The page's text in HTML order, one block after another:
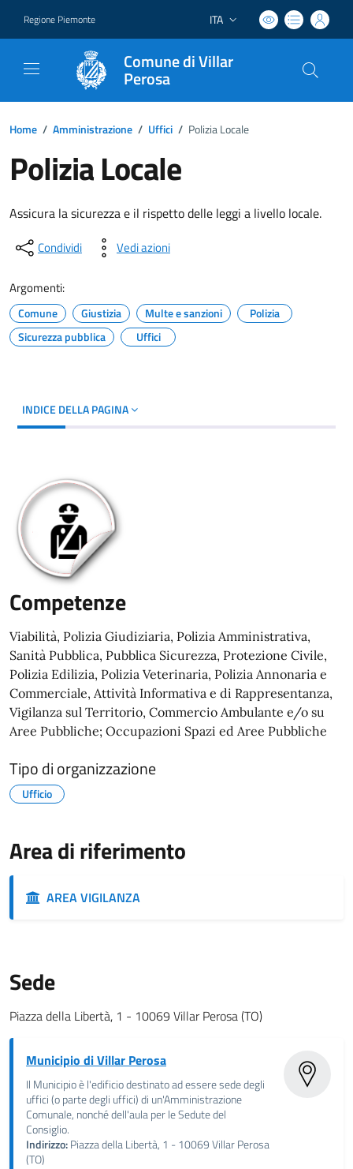
Regione Piemonte Lingua attiva:
ITA
Comune di Villar
Perosa
Home / Amministrazione / Uffici / Polizia Locale
Polizia Locale
Assicura la sicurezza e il rispetto delle leggi a livello locale.
Condividi Vedi azioni
Argomenti:
Comune Giustizia Multe e sanzioni
Polizia
Sicurezza pubblica
Uffici
INDICE DELLA PAGINA
Competenze
Viabilità, Polizia Giudiziaria, Polizia Amministrativa,
Sanità Pubblica, Pubblica Sicurezza, Protezione Civile,
Polizia Edilizia, Polizia Veterinaria, Polizia Annonaria e
Commerciale, Attività Informativa e di Rappresentanza,
Vigilanza sul Territorio, Commercio Ambulante e/o su
Aree Pubbliche; Occupazioni Spazi ed Aree Pubbliche
Tipo di organizzazione
Ufficio
Area di riferimento
AREA VIGILANZA
Sede
Piazza della Libertà, 1 - 10069 Villar Perosa (TO)
Municipio di Villar Perosa
Il Municipio è l'edificio destinato ad essere sede degli
uffici (o parte degli uffici) di un'Amministrazione
Comunale, nonché dell'aula per le Sedute del
Consiglio.
Indirizzo:Piazza della Libertà, 1 - 10069 Villar Perosa
(TO)